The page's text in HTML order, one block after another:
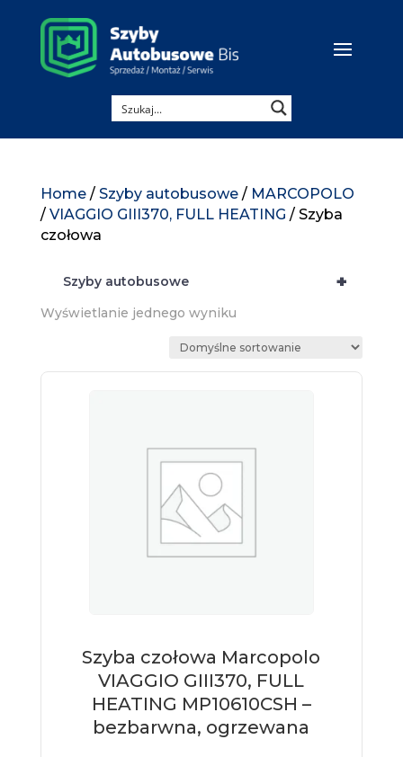
Home/ Szyby autobusowe/ MARCOPOLO
/ VIAGGIO GIII370, FULL HEATING / Szyba
czołowa
+
Szyby autobusowe
Wyświetlanie jednego wyniku
Szyba czołowa Marcopolo
VIAGGIO GIII370, FULL
HEATING MP10610CSH –
bezbarwna, ogrzewana